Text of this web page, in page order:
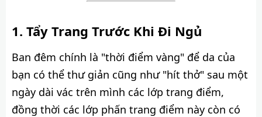
Tẩy Trang Trước Khi Đi Ngủ
Ban đêm chính là "thời điểm vàng" để da của
bạn có thể thư giản cũng như "hít thở" sau một
ngày dài vác trên mình các lớp trang điểm,
đồng thời các lớp phấn trang điểm này còn có